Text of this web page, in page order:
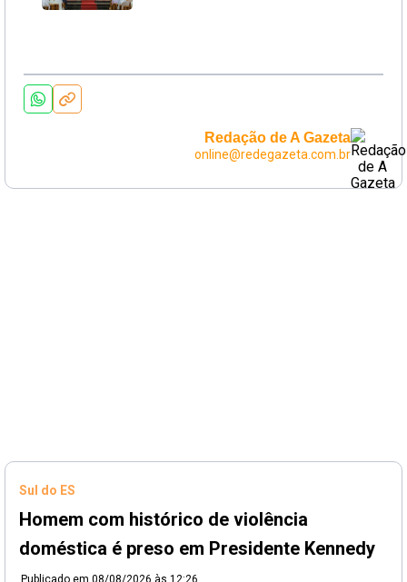
Redação de A Gazeta
online@redegazeta.com.br
Sul do ES
Homem com histórico de violência
doméstica é preso em Presidente Kennedy
Publicado em 08/08/2026 às 12:26